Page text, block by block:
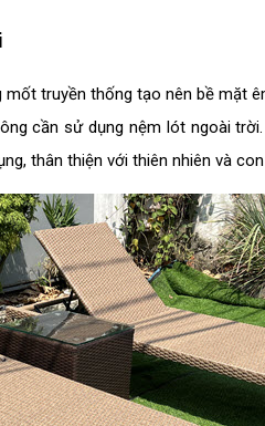
truyền thống tạo nên bề mặt
cần sử dụng nệm lót ngoài
thân thiện với thiên nhiên và